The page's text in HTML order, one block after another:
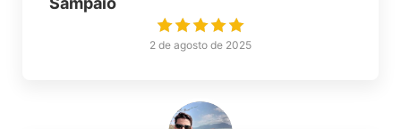
2 de agosto de 2025